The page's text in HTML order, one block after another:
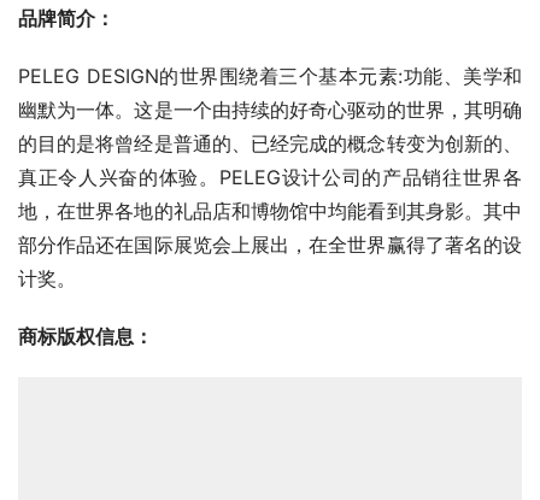
品牌简介：
PELEG DESIGN的世界围绕着三个基本元素:功能、美学和
幽默为一体。这是一个由持续的好奇心驱动的世界，其明确
的目的是将曾经是普通的、已经完成的概念转变为创新的、
真正令人兴奋的体验。PELEG设计公司的产品销往世界各
地，在世界各地的礼品店和博物馆中均能看到其身影。其中
部分作品还在国际展览会上展出，在全世界赢得了著名的设
计奖。
商标版权信息 ：